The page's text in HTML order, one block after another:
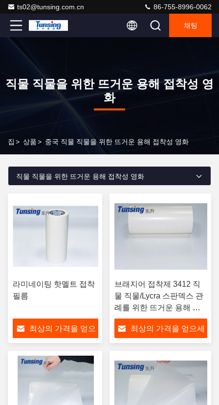
ts02@tunsing.com.cn 86-755-8996-0062
채팅
직물 직물을 위한 뜨거운 용해 접착성 영
화
집 > 상품> 중국 직물 직물을 위한 뜨거운 용해 접착성 영화
직물 직물을 위한 뜨거운 용해 접착성 영화
라미네이팅 핫멜트 접착
필름
최상의 가격을 얻으
브래지어 접착제 3412 직
물 직물/Lycra 스판덱스 관
례를 위한 뜨거운 용해 접
착성 영화
최상의 가격을 얻으세